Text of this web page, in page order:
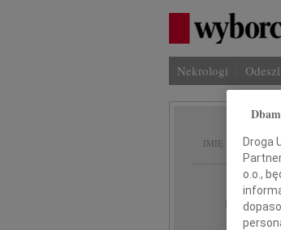
Nekrologi
IMIĘ I NAZWISKO:
REGION:
DATA EMISJI:
Droga
o.o.,